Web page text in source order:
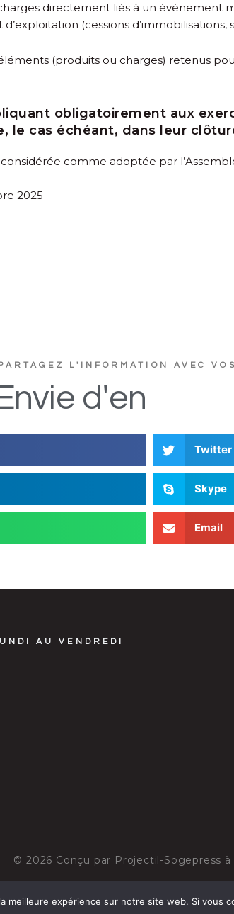
directement liés à un événement
(cessions d’immobilisations,
(produits ou charges) retenus
obligatoirement aux
le cas échéant, dans leur
comme adoptée par
2025
L'INFORMATION AVEC
Envie d'en
Twitter
Skype
Email
AU VENDREDI
© 2026 Conçu par Projectil-Sogepress à
meilleure expérience sur notre site web. Si